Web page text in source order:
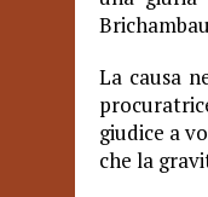
La causa
giudice a
che la